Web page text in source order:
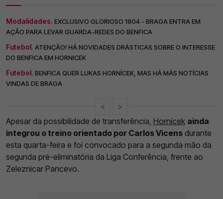
Modalidades. EXCLUSIVO GLORIOSO 1904 - BRAGA ENTRA EM
AÇÃO PARA LEVAR GUARDA-REDES DO BENFICA
Futebol. ATENÇÃO! HÁ NOVIDADES DRÁSTICAS SOBRE O INTERESSE
DO BENFICA EM HORNICEK
Futebol. BENFICA QUER LUKAS HORNÍCEK, MAS HÁ MÁS NOTÍCIAS
VINDAS DE BRAGA
< >
Apesar da possibilidade de transferência, Hornícek ainda
integrou o treino orientado por Carlos Vicens durante
esta quarta-feira e foi convocado para a segunda mão da
segunda pré-eliminatória da Liga Conferência, frente ao
Zeleznicar Pancevo.